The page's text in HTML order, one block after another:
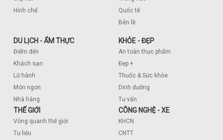
Hình chế
Quốc tế
Bên lề
DU LỊCH - ẨM THỰC
Điểm đến
Khách sạn
Lữ hành
Món ngon
Nhà hàng
KHỎE - ĐẸP
An toàn thực phẩm
Đẹp +
Thuốc & Sức khỏe
Dinh dưỡng
Tư vấn
THẾ GIỚI
Vòng quanh thế giới
Tư liệu
CÔNG NGHỆ - XE
KHCN
CNTT